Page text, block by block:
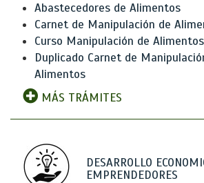
Abastecedores de Alimentos
Carnet de Manipulación de
Curso Manipulación de Alimentos
Duplicado Carnet de
Alimentos
MÁS TRÁMITES
DESARROLLO
EMPRENDEDORES